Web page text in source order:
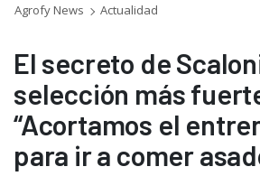
Agrofy News Actualidad
El secreto de
selección más
“Acortamos el
para ir a comer